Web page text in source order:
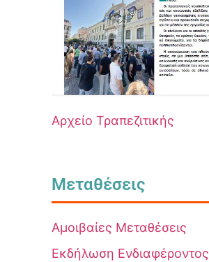
Αρχείο Τραπεζιτικής
Μεταθέσεις
Αμοιβαίες Μεταθέσεις
Εκδήλωση Ενδιαφέροντος